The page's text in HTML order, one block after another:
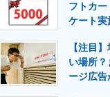
活用を支援
フトカ
ケート実
【注目
い場所
ージ広告